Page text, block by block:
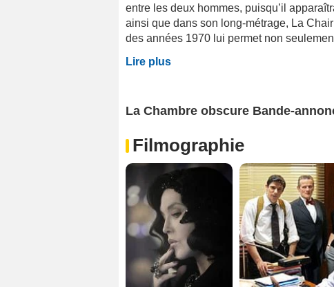
entre les deux hommes, puisqu’il
ainsi que dans son long-métrage, La
des années 1970 lui permet non
Lire plus
La Chambre obscure Bande-
Filmographie